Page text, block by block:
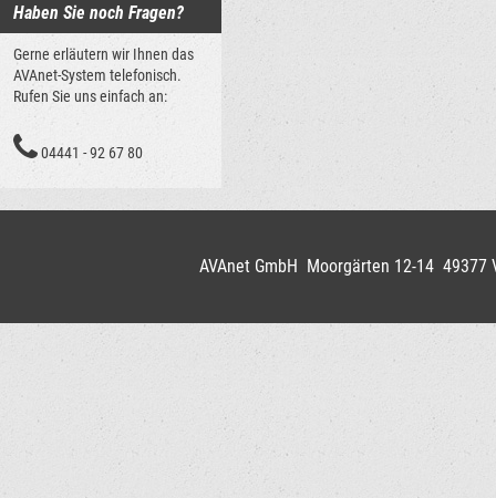
Haben Sie noch Fragen?
Gerne erläutern wir Ihnen das
AVAnet-System telefonisch.
Rufen Sie uns einfach an:
04441 - 92 67 80
AVAnet GmbH Moorgärten 12-14